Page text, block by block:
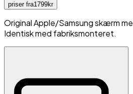
priser fra1799kr
Original Apple/Samsung skærm
Identisk med fabriksmonteret.